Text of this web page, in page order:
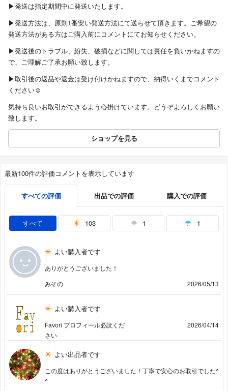
▶︎発送は指定期間中に発送いたします。
▶︎発送方法は、原則1番安い発送方法にて送らせて頂きます。ご希望の
発送方法がある方はご購入前にコメントにてお知らせください。
▶︎発送後のトラブル、紛失、破損などに関しては責任を負いかねますの
で、ご理解ご了承お願い致します。
▶︎取引後の返品や返金は受け付けかねますので、納得いくまでコメント
ください☺︎
気持ち良いお取引ができるよう心掛けています。どうぞよろしくお願い
致します。
ショップを見る
最新100件の評価コメントを表示しています
すべての評価 出品での評価 購入での評価
すべて 103 1 1
よい購入者です
ありがとうございました！
みその
2026/05/13
よい購入者です
Favori プロフィール必読くだ
さい
2026/04/14
よい出品者です
この度はありがとうございました！丁寧で安心のお取引でした^
^